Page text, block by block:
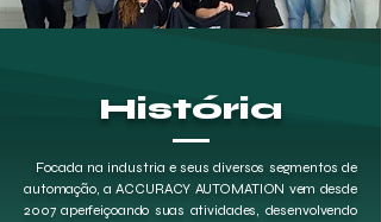
História
Focada na industria e seus diversos segmentos de
automação, a ACCURACY AUTOMATION vem desde
2007 aperfeiçoando suas atividades, desenvolvendo